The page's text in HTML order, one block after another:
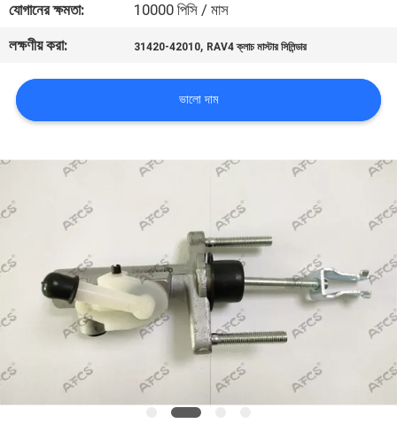
আমাদের
সাথে
যোগাযোগ
করুন
উদ্ধৃতি
অনুরোধ
করুন
সাইট
ম্যাপ
যোগানের ক্ষমতা:
10000 পিসি / মাস
লক্ষণীয় করা:
31420-42010, RAV4 ক্লাচ মাস্টার সিলিন্ডার
ভালো দাম